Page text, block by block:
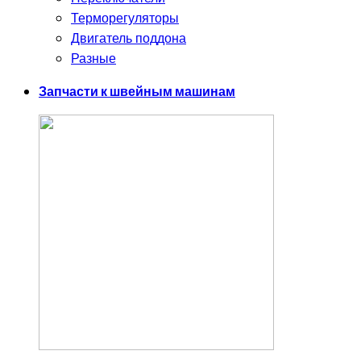
Терморегуляторы
Двигатель поддона
Разные
Запчасти к швейным машинам